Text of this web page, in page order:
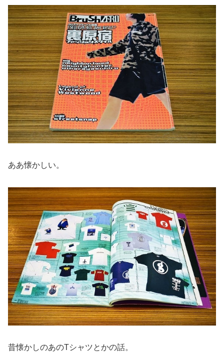
ああ懐かしい。
昔懐かしのあのTシャツとかの話。